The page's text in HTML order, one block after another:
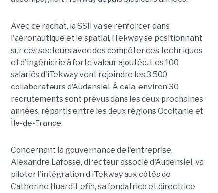
Avec ce rachat, la SSII va se renforcer dans
l'aéronautique et le spatial, iTekway se positionnant
sur ces secteurs avec des compétences techniques
et d'ingénierie à forte valeur ajoutée. Les 100
salariés d'iTekway vont rejoindre les 3 500
collaborateurs d'Audensiel. À cela, environ 30
recrutements sont prévus dans les deux prochaines
années, répartis entre les deux régions Occitanie et
Île-de-France.
Concernant la gouvernance de l'entreprise,
Alexandre Lafosse, directeur associé d'Audensiel, va
piloter l'intégration d'iTekway aux côtés de
Catherine Huard-Lefin, sa fondatrice et directrice